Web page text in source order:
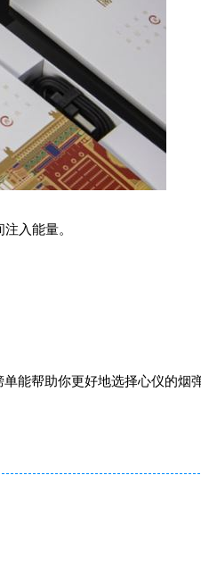
入能量。
能帮助你更好地选择心仪的烟